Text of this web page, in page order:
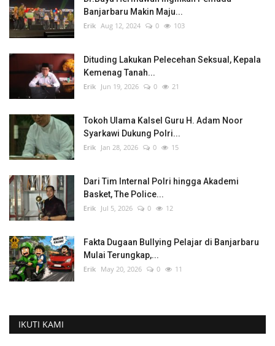
Banjarbaru Makin Maju...
Erik Aug 12, 2024 0 103
Dituding Lakukan Pelecehan Seksual, Kepala
Kemenag Tanah...
Erik Jun 19, 2026 0 21
Tokoh Ulama Kalsel Guru H. Adam Noor
Syarkawi Dukung Polri...
Erik Jan 28, 2026 0 15
Dari Tim Internal Polri hingga Akademi
Basket, The Police...
Erik Jul 5, 2026 0 12
Fakta Dugaan Bullying Pelajar di Banjarbaru
Mulai Terungkap,...
Erik May 20, 2026 0 11
IKUTI KAMI